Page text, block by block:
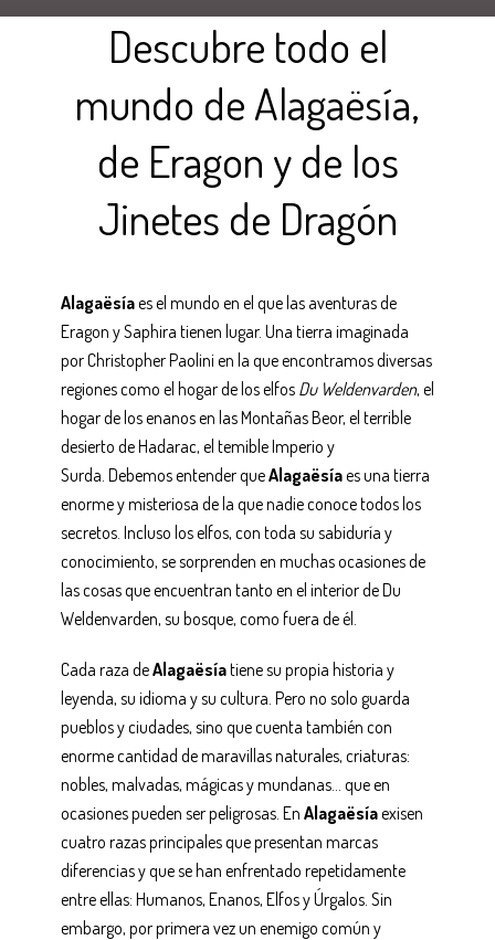
Descubre todo el
mundo de Alagaësía,
de Eragon y de los
Jinetes de Dragón
Alagaësíaes el mundo en el que las aventuras de
Eragon y Saphira tienen lugar. Una tierra imaginada
por Christopher Paolini en la que encontramos diversas
regiones como el hogar de los elfos Du Weldenvarden, el
hogar de los enanos en las Montañas Beor, el terrible
desierto de Hadarac, el temible Imperio y
Surda. Debemos entender queAlagaësíaes una tierra
enorme y misteriosa de la que nadie conoce todos los
secretos. Incluso los elfos, con toda su sabiduría y
conocimiento, se sorprenden en muchas ocasiones de
las cosas que encuentran tanto en el interior de Du
Weldenvarden, su bosque, como fuera de él.
Cada raza deAlagaësíatiene su propia historia y
leyenda, su idioma y su cultura. Pero no solo guarda
pueblos y ciudades, sino que cuenta también con
enorme cantidad de maravillas naturales, criaturas:
nobles, malvadas, mágicas y mundanas… que en
ocasiones pueden ser peligrosas. En Alagaësíaexisen
cuatro razas principales que presentan marcas
diferencias y que se han enfrentado repetidamente
entre ellas: Humanos, Enanos, Elfos y Úrgalos. Sin
embargo, por primera vez un enemigo común y